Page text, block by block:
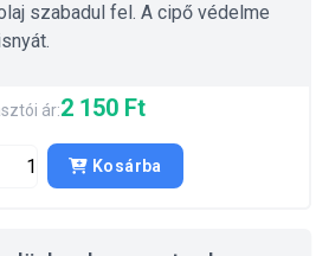
szabadul fel. A cipő védelme
ár:2 150 Ft
Kosárba